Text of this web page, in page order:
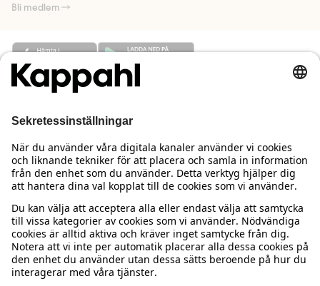
Bli medlem
Behöver du hjälp?
Kundservice
Vanliga frågor
Beställning & retur
Kontakta oss
Kappahl Club
Logga in
Kappahl Club
Medlemsvillkor
Om oss
Om Kappahl Group
Villkor & policy